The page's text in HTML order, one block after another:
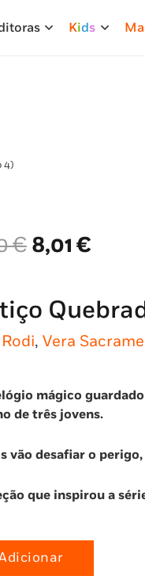
Kids
4)
€ O
preço
era:
8,90 €.
8,01 €
é:
8,01
, Vera
mágico
de três jovens.
vão desafiar o
que inspirou a